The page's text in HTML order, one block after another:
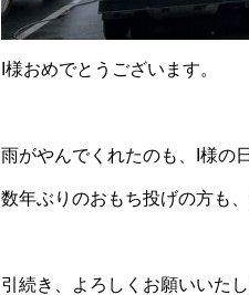
I様おめでとうございます。
雨がやんでくれたのも、I様の
数年ぶりのおもち投げの方も
引続き、よろしくお願いいたし